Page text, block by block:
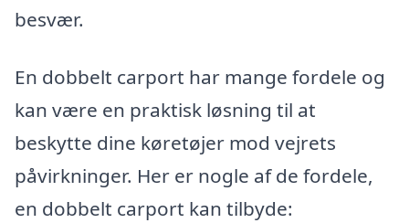
besvær.
En dobbelt carport har mange fordele og
kan være en praktisk løsning til at
beskytte dine køretøjer mod vejrets
påvirkninger. Her er nogle af de fordele,
en dobbelt carport kan tilbyde: